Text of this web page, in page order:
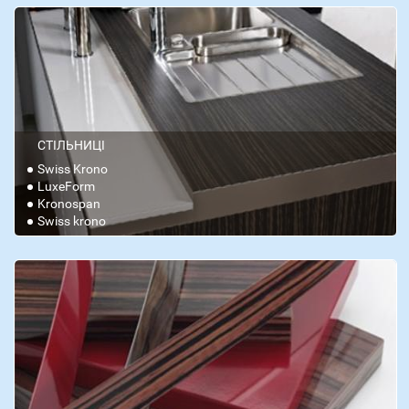
СТІЛЬНИЦІ
Swiss Krono
LuxeForm
Kronospan
Swiss krono